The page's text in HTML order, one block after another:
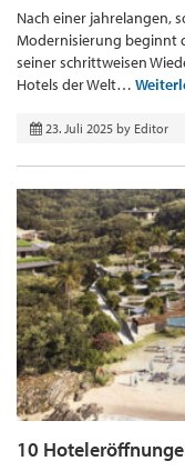
Nach einer jahrelangen,
Modernisierung beginnt
seiner schrittweisen
Hotels der Welt…
23. Juli 2025 by Editor
10